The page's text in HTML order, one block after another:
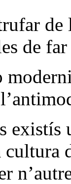
de
existís
cultura